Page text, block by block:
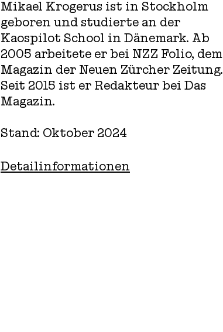
Mikael Krogerus ist in Stockholm
geboren und studierte an der
Kaospilot School in Dänemark. Ab
2005 arbeitete er bei NZZ Folio, dem
Magazin der Neuen Zürcher Zeitung.
Seit 2015 ist er Redakteur bei Das
Magazin.
Stand: Oktober 2024
Detailinformationen